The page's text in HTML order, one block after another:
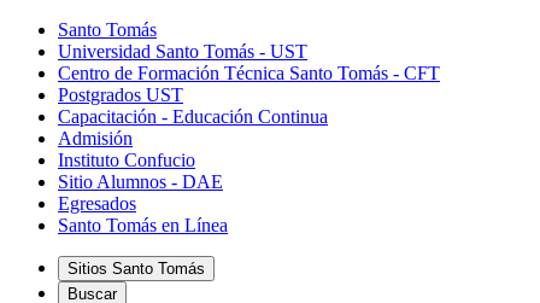
Santo Tomás
Universidad Santo Tomás - UST
Centro de Formación Técnica Santo Tomás - CFT
Postgrados UST
Capacitación - Educación Continua
Admisión
Instituto Confucio
Sitio Alumnos - DAE
Egresados
Santo Tomás en Línea
Sitios Santo Tomás
Buscar